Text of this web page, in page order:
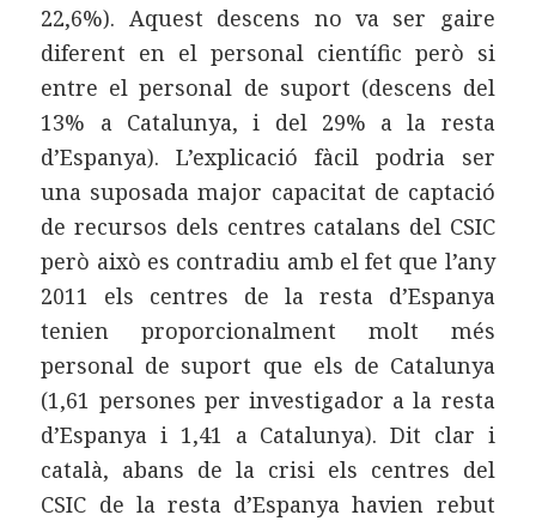
22,6%). Aquest descens no va ser gaire
diferent en el personal científic però si
entre el personal de suport (descens del
13% a Catalunya, i del 29% a la resta
d’Espanya). L’explicació fàcil podria ser
una suposada major capacitat de captació
de recursos dels centres catalans del CSIC
però això es contradiu amb el fet que l’any
2011 els centres de la resta d’Espanya
tenien proporcionalment molt més
personal de suport que els de Catalunya
(1,61 persones per investigador a la resta
d’Espanya i 1,41 a Catalunya). Dit clar i
català, abans de la crisi els centres del
CSIC de la resta d’Espanya havien rebut